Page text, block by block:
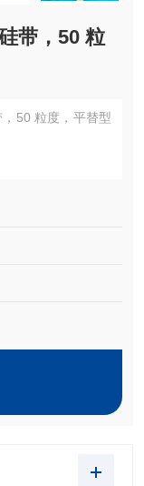
带，50 粒
50 粒度，平替型